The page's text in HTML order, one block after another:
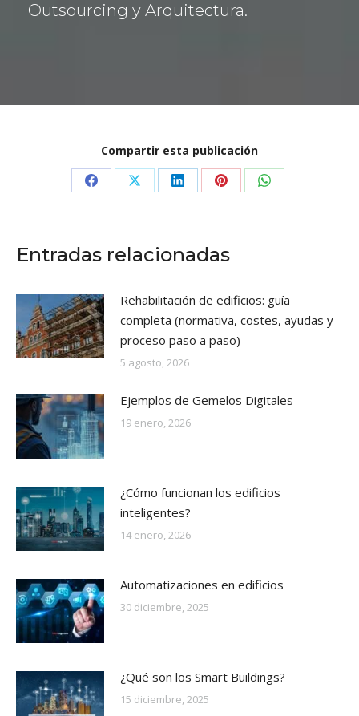
ó
Outsourcing y Arquitectura.
Compartir esta publicación
Share Share Share Share Share
Entradas relacionadas
Rehabilitación de edificios: guía
completa (normativa, costes, ayudas y
proceso paso a paso)
5 agosto, 2026
Ejemplos de Gemelos Digitales
19 enero, 2026
¿Cómo funcionan los edificios
inteligentes?
14 enero, 2026
Automatizaciones en edificios
30 diciembre, 2025
¿Qué son los Smart Buildings?
15 diciembre, 2025